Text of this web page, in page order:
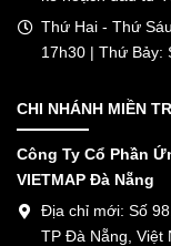
Thứ Hai - Thứ
17h30 | Thứ Bảy:
CHI NHÁNH MIỀN
Công Ty Cổ Phần
VIETMAP Đà Nẵng
Địa chỉ mới: Số
TP Đà Nẵng, Việt